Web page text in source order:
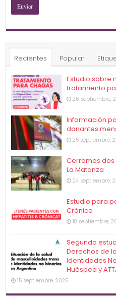
Recientes Popular
Estudio sobre
tratamiento
26 septiembre,
Información
donantes
25 septiembre,
Cerramos
La Matanza
24 septiembre,
Estudio para
Crónica
18 septiembre,
Segundo
Derechos de
Identidades
Huésped y
15 septiembre, 2025